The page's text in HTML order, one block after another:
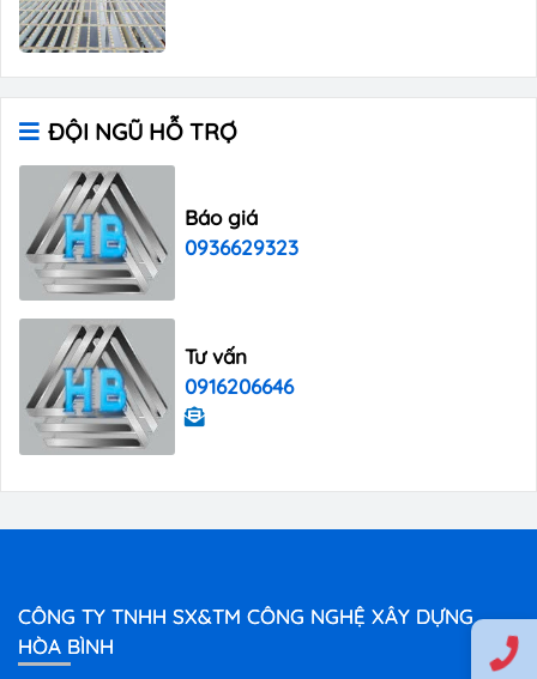
ĐỘI NGŨ HỖ TRỢ
Báo giá
0936629323
Tư vấn
0916206646
CÔNG TY TNHH SX&TM CÔNG NGHỆ XÂY DỰNG
HÒA BÌNH